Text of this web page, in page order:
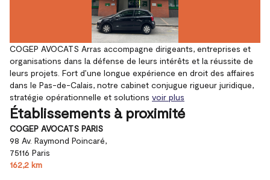
COGEP AVOCATS Arras accompagne dirigeants, entreprises et
organisations dans la défense de leurs intérêts et la réussite de
leurs projets. Fort d’une longue expérience en droit des affaires
dans le Pas-de-Calais, notre cabinet conjugue rigueur juridique,
stratégie opérationnelle et solutions voir plus
Établissements à proximité
COGEP AVOCATS PARIS
98 Av. Raymond Poincaré,
75116 Paris
162,2 km